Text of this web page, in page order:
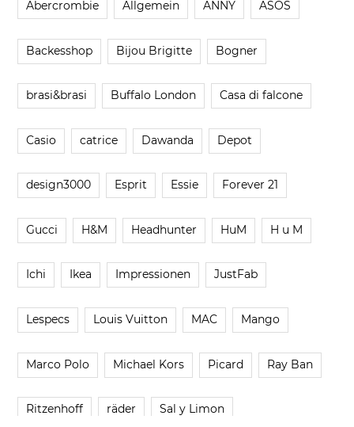
Abercrombie Allgemein ANNY ASOS
Backesshop Bijou Brigitte Bogner
brasi&brasi Buffalo London Casa di falcone
Casio catrice Dawanda Depot
design3000 Esprit Essie Forever 21
Gucci H&M Headhunter HuM H u M
Ichi Ikea Impressionen JustFab
Lespecs Louis Vuitton MAC Mango
Marco Polo Michael Kors Picard Ray Ban
Ritzenhoff räder Sal y Limon